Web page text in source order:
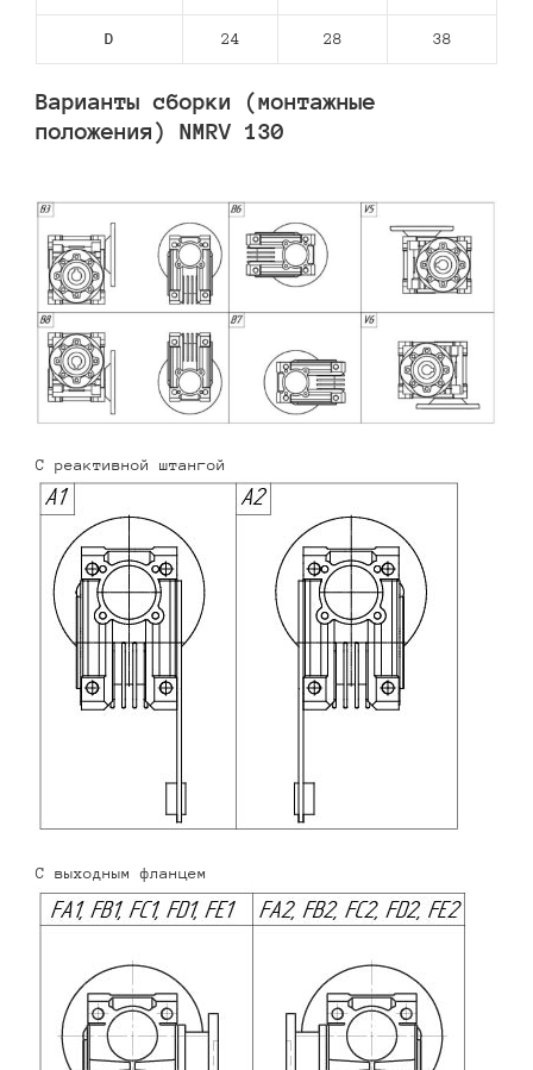
D 24 28 38
Варианты сборки (монтажные
положения) NMRV 130
С реактивной штангой
С выходным фланцем